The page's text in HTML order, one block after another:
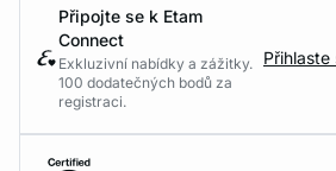
Připojte se k Etam
Connect
Exkluzivní nabídky a zážitky.
100 dodatečných bodů za
registraci.